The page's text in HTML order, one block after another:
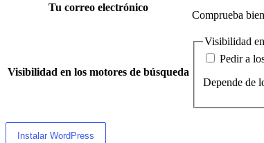
Tu correo electrónico
Comprueba
Visibilidad en los motores de búsqueda
Visibilidad
Pedir a
Depende de